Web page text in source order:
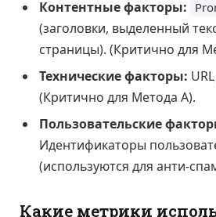
Контентные факторы:
(заголовки, выделенный
страницы). (Критично для
Технические факторы:
(Критично для Метода А).
Пользовательские
Идентификаторы
(используются для анти-
Какие метрики